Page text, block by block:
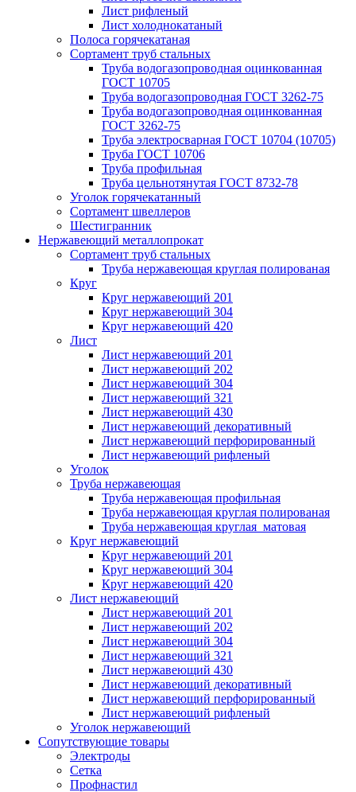
Лист рифленый
Лист холоднокатаный
Полоса горячекатаная
Сортамент труб стальных
Труба водогазопроводная оцинкованная
ГОСТ 10705
Труба водогазопроводная ГОСТ 3262-75
Труба водогазопроводная оцинкованная
ГОСТ 3262-75
Труба электросварная ГОСТ 10704 (10705)
Труба ГОСТ 10706
Труба профильная
Труба цельнотянутая ГОСТ 8732-78
Уголок горячекатанный
Сортамент швеллеров
Шестигранник
Нержавеющий металлопрокат
Сортамент труб стальных
Труба нержавеющая круглая полированая
Круг
Круг нержавеющий 201
Круг нержавеющий 304
Круг нержавеющий 420
Лист
Лист нержавеющий 201
Лист нержавеющий 202
Лист нержавеющий 304
Лист нержавеющий 321
Лист нержавеющий 430
Лист нержавеющий декоративный
Лист нержавеющий перфорированный
Лист нержавеющий рифленый
Уголок
Труба нержавеющая
Труба нержавеющая профильная
Труба нержавеющая круглая полированая
Труба нержавеющая круглая матовая
Круг нержавеющий
Круг нержавеющий 201
Круг нержавеющий 304
Круг нержавеющий 420
Лист нержавеющий
Лист нержавеющий 201
Лист нержавеющий 202
Лист нержавеющий 304
Лист нержавеющий 321
Лист нержавеющий 430
Лист нержавеющий декоративный
Лист нержавеющий перфорированный
Лист нержавеющий рифленый
Уголок нержавеющий
Cопутствующие товары
Электроды
Сетка
Профнастил